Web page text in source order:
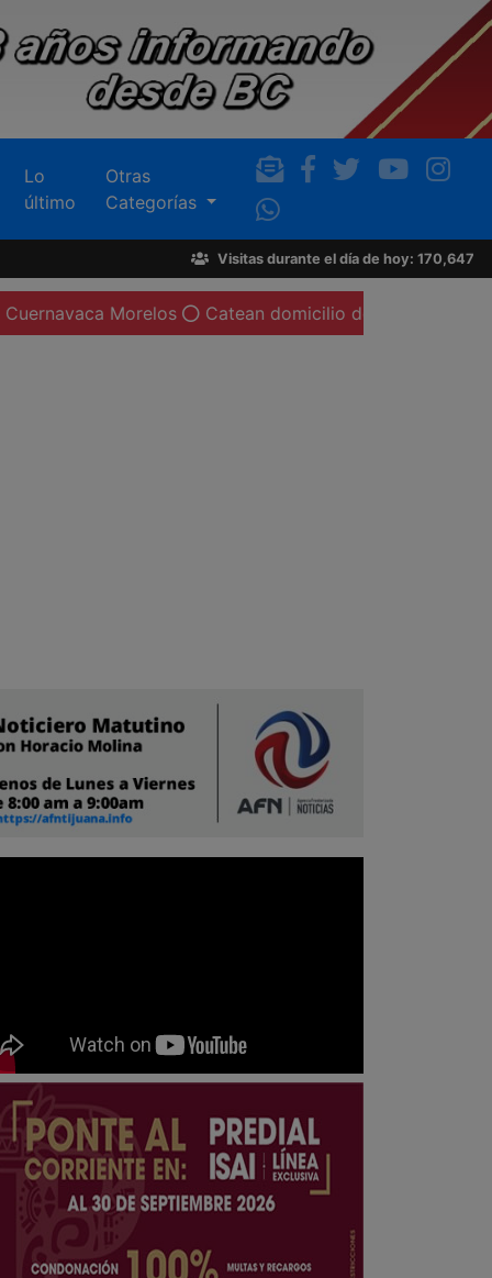
Lo
último
Otras
Categorías
Visitas durante el día de hoy: 170,647
Catean domicilio donde encontraron armas